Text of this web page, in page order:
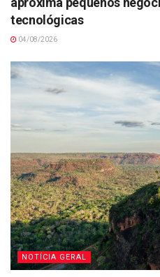
tecnológicas
04/08/2026
NOTÍCIA GERAL